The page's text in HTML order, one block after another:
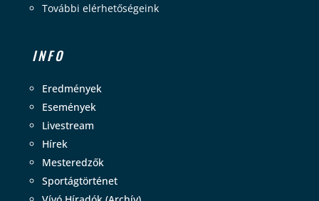
További elérhetőségeink
INFO
Eredmények
Események
Livestream
Hírek
Mesteredzők
Sportágtörténet